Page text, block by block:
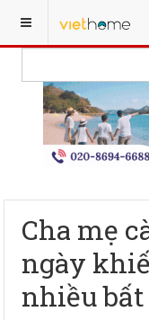
Cha mẹ
ngày
nhiều